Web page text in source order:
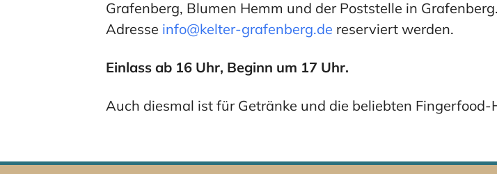
Grafenberg, Blumen Hemm und der Poststelle in
Adresse info@kelter-grafenberg.de reserviert werden.
Einlass ab 16 Uhr, Beginn um 17 Uhr.
Auch diesmal ist für Getränke und die beliebten Fingerfood-